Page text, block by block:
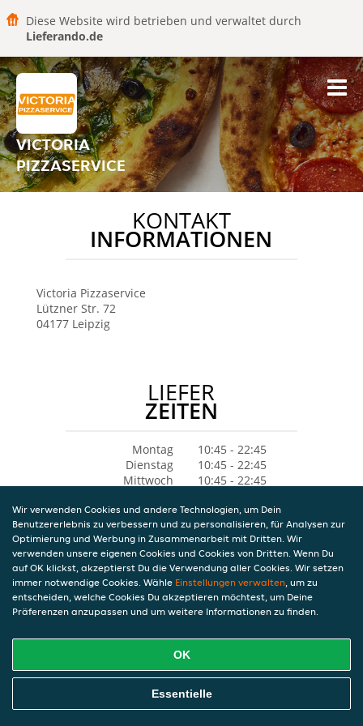
Diese Website wird betrieben und verwaltet durch
Lieferando.de
VICTORIA
PIZZASERVICE
KONTAKT
INFORMATIONEN
Victoria Pizzaservice
Lützner Str. 72
04177 Leipzig
LIEFER
ZEITEN
Montag
10:45 - 22:45
Dienstag
10:45 - 22:45
Mittwoch
10:45 - 22:45
Freitag
10:45 - 22:45
Samstag
10:45 - 22:45
Sonntag
10:45 - 22:45
Wir verwenden Cookies und andere Technologien, um Dein
Benutzererlebnis zu verbessern und zu personalisieren, für Analysen zur
Optimierung und Werbung in Zusammenarbeit mit Dritten. Wir
verwenden unsere eigenen Cookies und Cookies von Dritten. Wenn Du
auf OK klickst, akzeptierst Du die Verwendung aller Cookies. Wir setzen
immer notwendige Cookies. Wähle Einstellungen verwalten, um zu
entscheiden, welche Cookies Du akzeptieren möchtest, um Deine
Präferenzen anzupassen und um weitere Informationen zu finden.
OK
Essentielle